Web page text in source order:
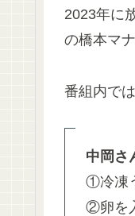
2023年に
の橋本マ
番組内で
中岡さ
①冷凍
②卵を